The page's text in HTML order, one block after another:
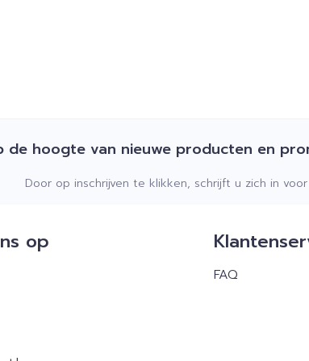
de hoogte van nieuwe producten en
Door op inschrijven te klikken, schrijft u zich in
op
FAQ